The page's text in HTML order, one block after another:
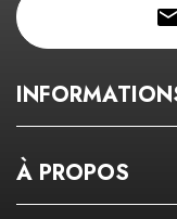
À PROPOS